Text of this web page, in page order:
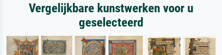
Vergelijkbare kunstwerken voor u
geselecteerd